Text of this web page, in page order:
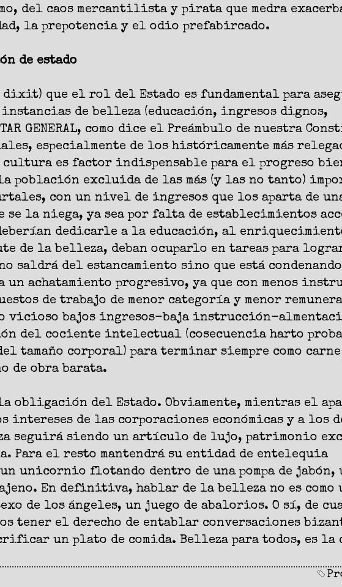
del caos mercantilista y pirata que medra
la prepotencia y el odio prefabircado.
de estado
dixit) que el rol del Estado es fundamental para
de belleza (educación, ingresos dignos,
GENERAL, como dice el Preámbulo de nuestra
especialmente de los históricamente más
cultura es factor indispensable para el progreso
la población excluida de las más (y las no tanto)
con un nivel de ingresos que los aparta de
se la niega, ya sea por falta de establecimientos
dedicarle a la educación, al
la belleza, deban ocuparlo en tareas para
saldrá del estancamiento sino que está
un achatamiento progresivo, ya que con menos
de trabajo de menor categoría y menor
vicioso bajos ingresos-baja instrucción-
del cociente intelectual (cosecuencia harto
tamaño corporal) para terminar siempre como
de obra barata.
obligación del Estado. Obviamente, mientras el
intereses de las corporaciones económicas y a los
seguirá siendo un artículo de lujo, patrimonio
Para el resto mantendrá su entidad de entelequia
unicornio flotando dentro de una pompa de jabón,
En definitiva, hablar de la belleza no es como
de los ángeles, un juego de abalorios. O sí, de
tener el derecho de entablar conversaciones
un plato de comida. Belleza para todos, es la